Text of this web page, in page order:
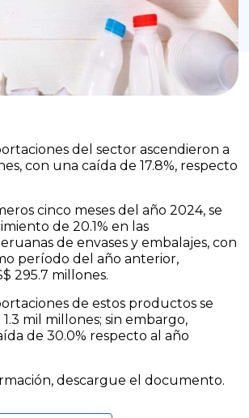
del sector ascendieron a
con una caída de 17.8%, respecto
cinco meses del año 2024, se
de 20.1% en las
de envases y embalajes, con
período del año anterior,
295.7 millones.
de estos productos se
mil millones; sin embargo,
de 30.0% respecto al año
descargue el documento.